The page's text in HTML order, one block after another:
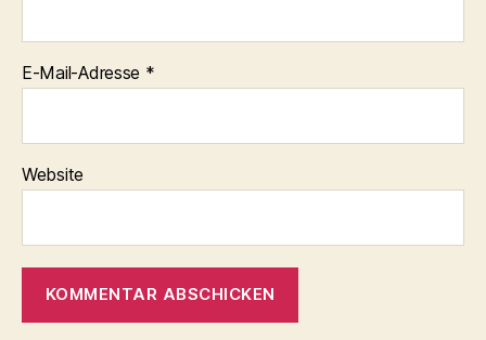
E-Mail-Adresse *
Website